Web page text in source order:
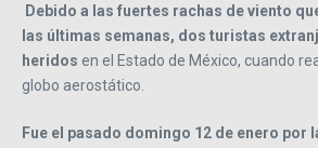
Debido a las fuertes rachas de viento
las últimas semanas, dos turistas
heridos en el Estado de México, cuando
globo aerostático.
Fue el pasado domingo 12 de enero por